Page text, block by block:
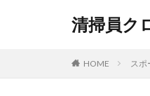
清掃員ク
HOME スポ